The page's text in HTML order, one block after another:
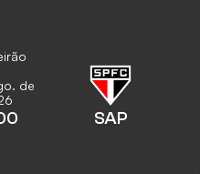
de
SAP